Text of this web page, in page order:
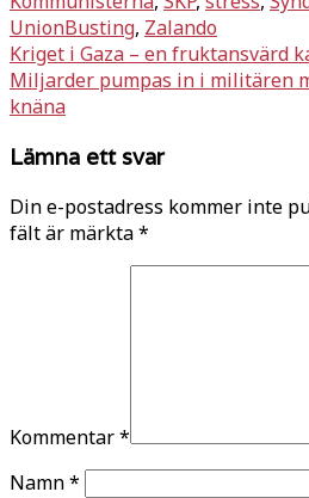
UnionBusting, Zalando
Inläggsnavigering
Kriget i Gaza – en fruktansvärd
Miljarder pumpas in i militären
knäna
Lämna ett svar
Din e-postadress kommer inte
fält är märkta*
Kommentar*
Namn*